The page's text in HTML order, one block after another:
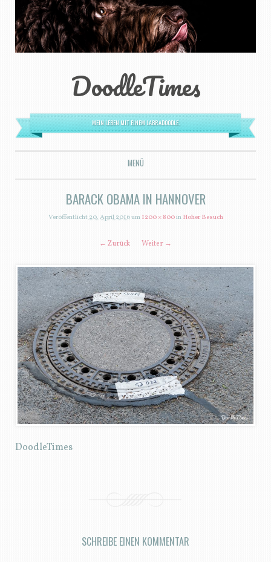
DoodleTimes
MEIN LEBEN MIT EINEM LABRADOODLE.
MENÜ
ZUM INHALT SPRINGEN
BARACK OBAMA IN HANNOVER
Veröffentlicht20. April 2016um1200 × 800inHoher Besuch
← Zurück Weiter →
DoodleTimes
SCHREIBE EINEN KOMMENTAR